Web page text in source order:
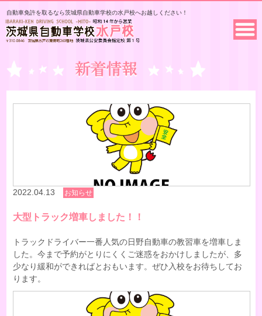
自動車免許を取るなら茨城県自動車学校の水戸校へお越しください！
2022.04.13 お知らせ
大型トラック増車しました！！
トラックドライバー一番人気の日野自動車の教習車を増車しま
した。今まで予約がとりにくくご迷惑をおかけしましたが、多
少なり緩和ができればとおもいます。ぜひ入校をお待ちしてお
ります。